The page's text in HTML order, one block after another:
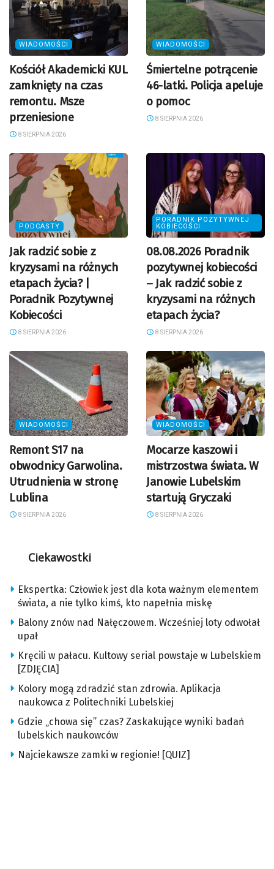
WIADOMOŚCI
Kościół Akademicki KUL
zamknięty na czas
remontu. Msze
przeniesione
8 SIERPNIA 2026
WIADOMOŚCI
Śmiertelne potrącenie
46-latki. Policja apeluje
o pomoc
8 SIERPNIA 2026
PODCASTY
Jak radzić sobie z
kryzysami na różnych
etapach życia? |
Poradnik Pozytywnej
Kobiecości
8 SIERPNIA 2026
PORADNIK POZYTYWNEJ
KOBIECOŚCI
08.08.2026 Poradnik
pozytywnej kobiecości
– Jak radzić sobie z
kryzysami na różnych
etapach życia?
8 SIERPNIA 2026
WIADOMOŚCI
Remont S17 na
obwodnicy Garwolina.
Utrudnienia w stronę
Lublina
8 SIERPNIA 2026
WIADOMOŚCI
Mocarze kaszowi i
mistrzostwa świata. W
Janowie Lubelskim
startują Gryczaki
8 SIERPNIA 2026
Ciekawostki
Ekspertka: Człowiek jest dla kota ważnym elementem
świata, a nie tylko kimś, kto napełnia miskę
Balony znów nad Nałęczowem. Wcześniej loty odwołał
upał
Kręcili w pałacu. Kultowy serial powstaje w Lubelskiem
[ZDJĘCIA]
Kolory mogą zdradzić stan zdrowia. Aplikacja
naukowca z Politechniki Lubelskiej
Gdzie „chowa się” czas? Zaskakujące wyniki badań
lubelskich naukowców
Najciekawsze zamki w regionie! [QUIZ]